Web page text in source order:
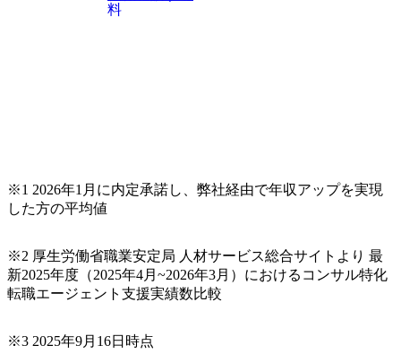
料
※1 2026年1月に内定承諾し、弊社経由で年収アップを実現
した方の平均値
※2 厚生労働省職業安定局 人材サービス総合サイトより 最
新2025年度（2025年4月~2026年3月）におけるコンサル特化
転職エージェント支援実績数比較
※3 2025年9月16日時点